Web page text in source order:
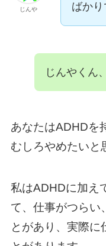
じんや
ばかり
じんやくん
あなたはADHDを
むしろやめたいと
私はADHDに加え
て、仕事がつらい
とがあり、実際に